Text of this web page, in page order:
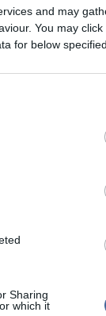
and may
You may
for below
Sharing
which it
12:56
a
Nem is
Tanár Úr
AZ